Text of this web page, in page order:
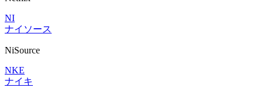
NI
ナイソース
NiSource
NKE
ナイキ